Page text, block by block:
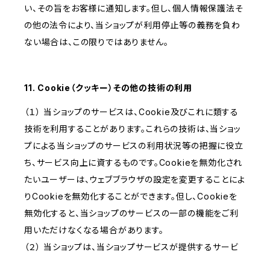
い、その旨をお客様に通知します。但し、個人情報保護法そ
の他の法令により、当ショップが利用停止等の義務を負わ
ない場合は、この限りではありません。
11. Cookie（クッキー）その他の技術の利用
（１） 当ショップのサービスは、Cookie及びこれに類する
技術を利用することがあります。これらの技術は、当ショッ
プによる当ショップのサービスの利用状況等の把握に役立
ち、サービス向上に資するものです。Cookieを無効化され
たいユーザーは、ウェブブラウザの設定を変更することによ
りCookieを無効化することができます。但し、Cookieを
無効化すると、当ショップのサービスの一部の機能をご利
用いただけなくなる場合があります。
（２） 当ショップは、当ショップサービスが提供するサービ